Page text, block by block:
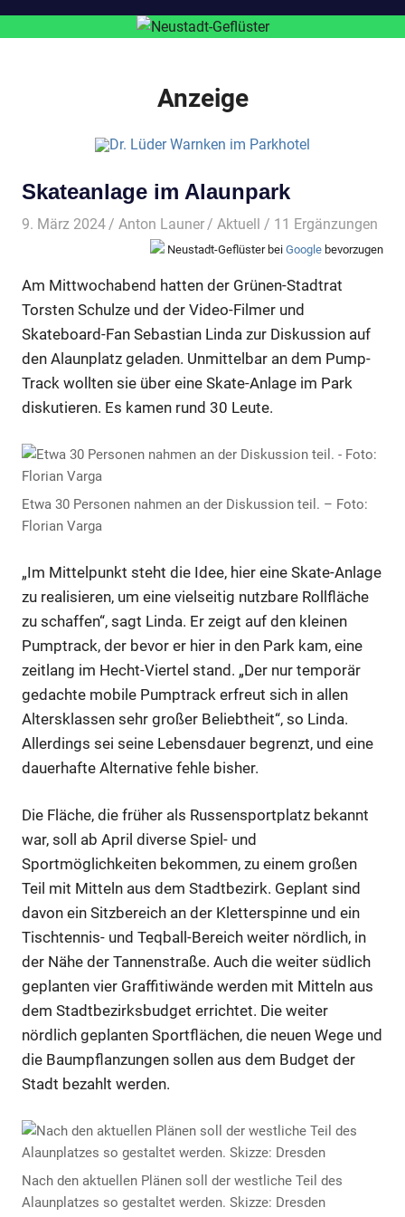
Anzeige
Skateanlage im Alaunpark
9. März 2024 Anton Launer Aktuell / 11 Ergänzungen
Neustadt-Geflüster bei Google bevorzugen
Am Mittwochabend hatten der Grünen-Stadtrat
Torsten Schulze und der Video-Filmer und
Skateboard-Fan Sebastian Linda zur Diskussion auf
den Alaunplatz geladen. Unmittelbar an dem Pump-
Track wollten sie über eine Skate-Anlage im Park
diskutieren. Es kamen rund 30 Leute.
Etwa 30 Personen nahmen an der Diskussion teil. – Foto:
Florian Varga
„Im Mittelpunkt steht die Idee, hier eine Skate-Anlage
zu realisieren, um eine vielseitig nutzbare Rollfläche
zu schaffen“, sagt Linda. Er zeigt auf den kleinen
Pumptrack, der bevor er hier in den Park kam, eine
zeitlang im Hecht-Viertel stand. „Der nur temporär
gedachte mobile Pumptrack erfreut sich in allen
Altersklassen sehr großer Beliebtheit“, so Linda.
Allerdings sei seine Lebensdauer begrenzt, und eine
dauerhafte Alternative fehle bisher.
Die Fläche, die früher als Russensportplatz bekannt
war, soll ab April diverse Spiel- und
Sportmöglichkeiten bekommen, zu einem großen
Teil mit Mitteln aus dem Stadtbezirk. Geplant sind
davon ein Sitzbereich an der Kletterspinne und ein
Tischtennis- und Teqball-Bereich weiter nördlich, in
der Nähe der Tannenstraße. Auch die weiter südlich
geplanten vier Graffitiwände werden mit Mitteln aus
dem Stadtbezirksbudget errichtet. Die weiter
nördlich geplanten Sportflächen, die neuen Wege und
die Baumpflanzungen sollen aus dem Budget der
Stadt bezahlt werden.
Nach den aktuellen Plänen soll der westliche Teil des
Alaunplatzes so gestaltet werden. Skizze: Dresden